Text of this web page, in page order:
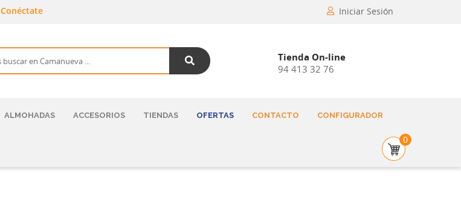
Conéctate Iniciar Sesión
Tienda On-line
94 413 32 76
ALMOHADAS ACCESORIOS TIENDAS OFERTAS CONTACTO CONFIGURADOR
0